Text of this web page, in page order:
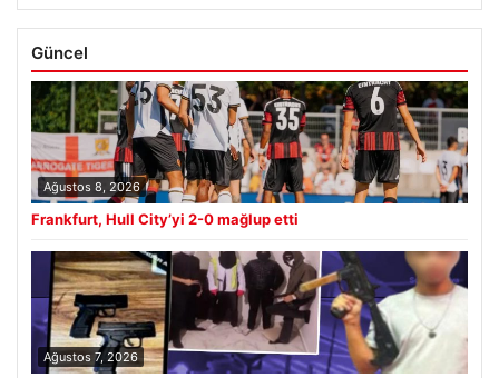
Güncel
Ağustos 8, 2026
Frankfurt, Hull City’yi 2-0 mağlup etti
Ağustos 7, 2026